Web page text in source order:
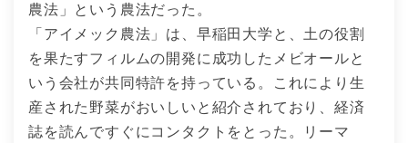
農法」という農法だった。
「アイメック農法」は、早稲田大学と、土の役割
を果たすフィルムの開発に成功したメビオールと
いう会社が共同特許を持っている。これにより生
産された野菜がおいしいと紹介されており、経済
誌を読んですぐにコンタクトをとった。リーマ